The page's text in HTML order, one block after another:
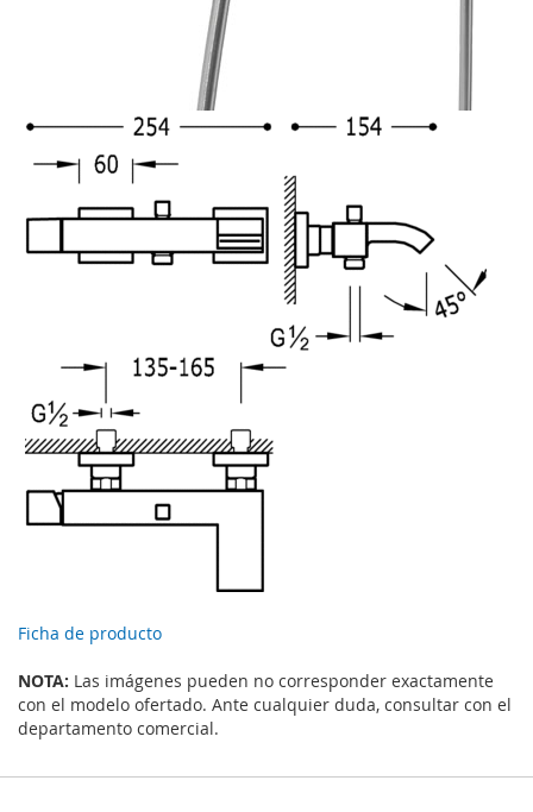
Ficha de producto
NOTA: Las imágenes pueden no corresponder exactamente
con el modelo ofertado. Ante cualquier duda, consultar con el
departamento comercial.